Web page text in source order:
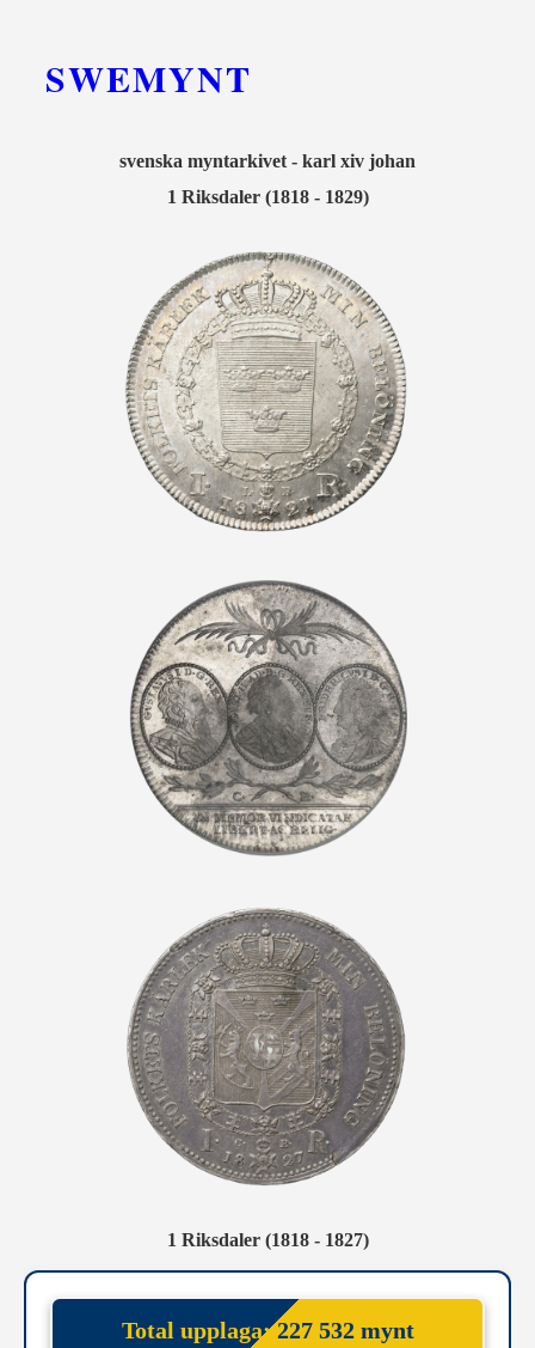
SWEMYNT
svenska myntarkivet - karl xiv johan
1 Riksdaler (1818 - 1829)
1 Riksdaler (1818 - 1827)
Total upplaga: 227 532 mynt